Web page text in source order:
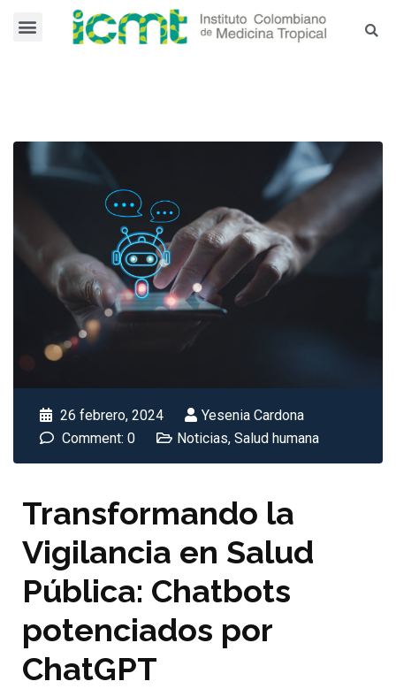
26 febrero, 2024
Yesenia Cardona
Comment: 0
Noticias, Salud humana
Transformando la
Vigilancia en Salud
Pública: Chatbots
potenciados por
ChatGPT